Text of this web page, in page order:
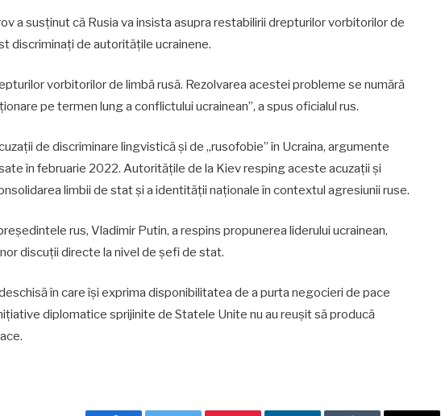
a susținut că Rusia va insista asupra restabilirii drepturilor vorbitorilor de
discriminați de autoritățile ucrainene.
vorbitorilor de limbă rusă. Rezolvarea acestei probleme se numără
pe termen lung a conflictului ucrainean”, a spus oficialul rus.
de discriminare lingvistică și de „rusofobie” în Ucraina, argumente
în februarie 2022. Autoritățile de la Kiev resping aceste acuzații și
limbii de stat și a identității naționale în contextul agresiunii ruse.
rus, Vladimir Putin, a respins propunerea liderului ucrainean,
discuții directe la nivel de șefi de stat.
în care își exprima disponibilitatea de a purta negocieri de pace
diplomatice sprijinite de Statele Unite nu au reușit să producă